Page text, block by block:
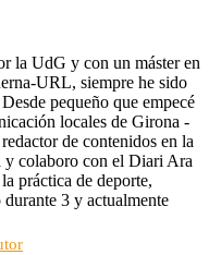
la UdG y con un máster en
URL, siempre he sido
pequeño que empecé
locales de Girona -
de contenidos en la
y colaboro con el Diari Ara
práctica de deporte,
3 y actualmente